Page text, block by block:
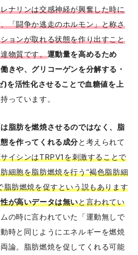
ナリンは交感神経が興奮した時に
「闘争か逃走のホルモン」と称さ
ョンが取れる状態を作り出すこと
物質です。運動量を高めるため
きや、グリコーゲンを分解する・
)を活性化させることで血糖値を上
持っています。
脂肪を燃焼させるのではなく、脂
を作ってくれる成分と考えられて
イシンはTRPV1を刺激することで
細胞を脂肪燃焼を行う“褐色脂肪細
脂肪燃焼を促すという説もあります
が高いデータは無いと言われてい
の時に言われていた「運動無しで
時と同じようにエネルギーを燃焼
論。脂肪燃焼を促してくれる可能